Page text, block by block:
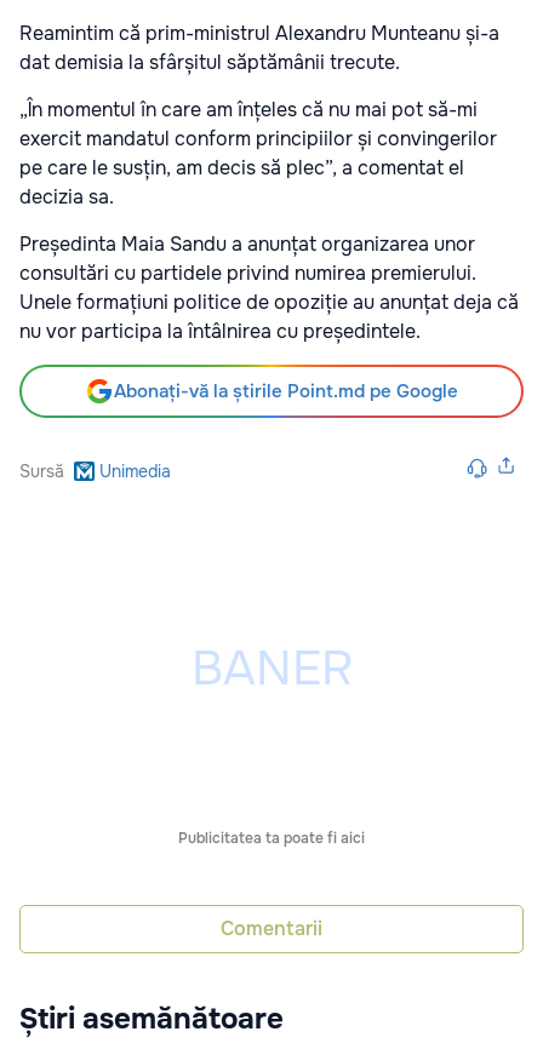
Reamintim că prim-ministrul Alexandru Munteanu și-a
dat demisia la sfârșitul săptămânii trecute.
„În momentul în care am înțeles că nu mai pot să-mi
exercit mandatul conform principiilor și convingerilor
pe care le susțin, am decis să plec”, a comentat el
decizia sa.
Președinta Maia Sandu a anunțat organizarea unor
consultări cu partidele privind numirea premierului.
Unele formațiuni politice de opoziție au anunțat deja că
nu vor participa la întâlnirea cu președintele.
Abonați-vă la știrile Point.md pe Google
Sursă Unimedia
Publicitatea ta poate fi aici
Comentarii
Știri asemănătoare